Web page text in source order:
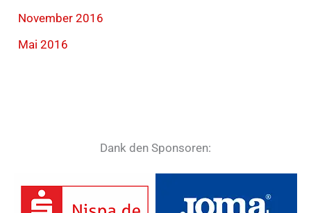
November 2016
Mai 2016
Dank den Sponsoren: